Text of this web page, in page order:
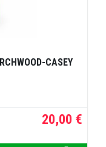
CASEY
20,00 €